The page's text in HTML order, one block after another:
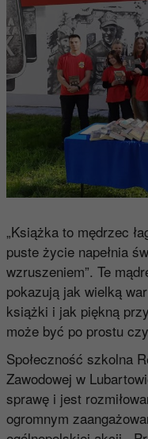
„Książka to mędrzec
puste życie napełnia
wzruszeniem”. Te
pokazują jak wielką
książki i jak piękną
może być po prostu
Społeczność szkolna
Zawodowej w
sprawę i jest
ogromnym